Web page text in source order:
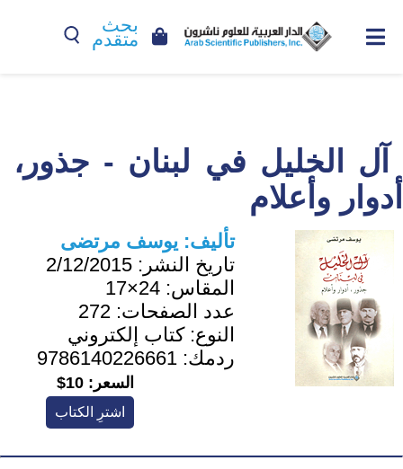
بحث
متقدم
آل الخليل في لبنان - جذور،
أدوار وأعلام
تأليف: يوسف مرتضى
تاريخ النشر: 2/12/2015
المقاس: 24×17
عدد الصفحات: 272
النوع:كتاب إلكتروني
ردمك: 9786140226661
السعر: 10$
اشترِ الكتاب